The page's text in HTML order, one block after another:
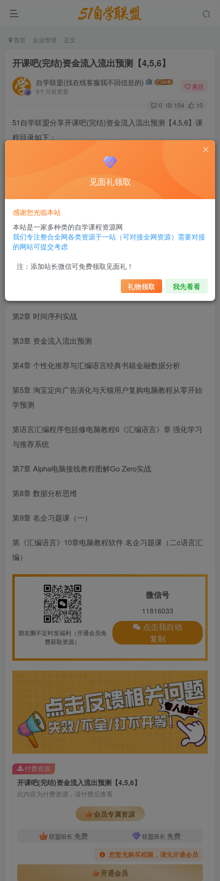
首页 企业管理 正文
开课吧(完结)资金流入流出预测【4,5,6】
自学联盟(找在线客服我不回信息的)
9个月前更新
关注
0 154 10
51自学联盟分享开课吧(完结)资金流入流出预测【4,5,6】课
程目录如下：
课程大纲
第2章 时间序列实战
第3章 资金流入流出预测
第4章 个性化推荐与汇编语言经典书籍金融数据分析
第5章 淘宝定向广告演化与天猫用户复购电脑教程从零开始
学预测
第语言汇编程序包括修电脑教程6 《汇编语言》 章 强化学习
与推荐系统
第7章 Alpha电脑接线教程图解Go Zero实战
第8章 数据分析思维
第9章 名企习题课（一）
第 《汇编语言》 10章电脑教程软件名企习题课（二c语言汇
编）
朋友圈不定时发福利（开通会员免
费获取资源）
微信号
11816033
点击我自动
复制
开课吧(完结)资金流入流出预测【4,5,6】
此内容为付费资源，请付费后查看
会员专属资源
联盟组长 免费 联盟班长 免费
您暂无购买权限，请先开通会员
开通会员
付费资源
见面礼领取
感谢您光临本站
本站是一家多种类的自学课程资源网
我们专注整合全网各类资源于一站（可对接全网资源）需要对接
的网站可提交考虑
注：添加站长微信可免费领取见面礼！
礼物领取 我先看看